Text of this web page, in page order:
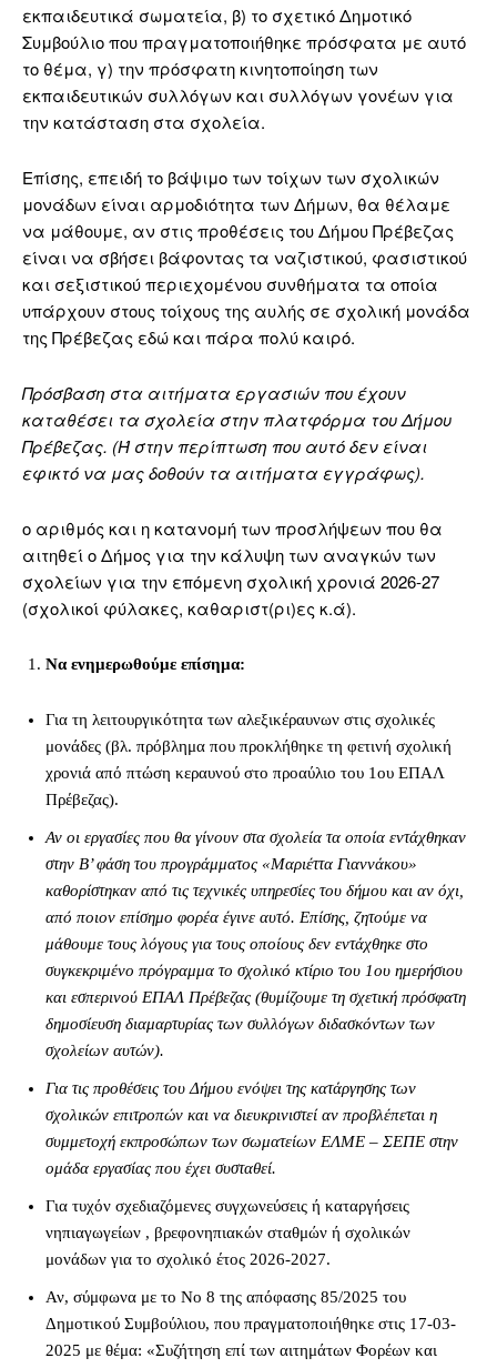
εκπαιδευτικά σωματεία, β) το σχετικό Δημοτικό
Συμβούλιο που πραγματοποιήθηκε πρόσφατα με αυτό
το θέμα, γ) την πρόσφατη κινητοποίηση των
εκπαιδευτικών συλλόγων και συλλόγων γονέων για
την κατάσταση στα σχολεία.
Επίσης, επειδή το βάψιμο των τοίχων των σχολικών
μονάδων είναι αρμοδιότητα των Δήμων, θα θέλαμε
να μάθουμε, αν στις προθέσεις του Δήμου Πρέβεζας
είναι να σβήσει βάφοντας τα ναζιστικού, φασιστικού
και σεξιστικού περιεχομένου συνθήματα τα οποία
υπάρχουν στους τοίχους της αυλής σε σχολική μονάδα
της Πρέβεζας εδώ και πάρα πολύ καιρό.
Πρόσβαση στα αιτήματα εργασιών που έχουν
καταθέσει τα σχολεία στην πλατφόρμα του Δήμου
Πρέβεζας. (Ή στην περίπτωση που αυτό δεν είναι
εφικτό να μας δοθούν τα αιτήματα εγγράφως).
ο αριθμός και η κατανομή των προσλήψεων που θα
αιτηθεί ο Δήμος για την κάλυψη των αναγκών των
σχολείων για την επόμενη σχολική χρονιά 2026-27
(σχολικοί φύλακες, καθαριστ(ρι)ες κ.ά).
Να ενημερωθούμε επίσημα:
Για τη λειτουργικότητα των αλεξικέραυνων στις σχολικές
μονάδες (βλ. πρόβλημα που προκλήθηκε τη φετινή σχολική
χρονιά από πτώση κεραυνού στο προαύλιο του 1ου ΕΠΑΛ
Πρέβεζας).
Αν οι εργασίες που θα γίνουν στα σχολεία τα οποία εντάχθηκαν
στην Β’ φάση του προγράμματος «Μαριέττα Γιαννάκου»
καθορίστηκαν από τις τεχνικές υπηρεσίες του δήμου και αν όχι,
από ποιον επίσημο φορέα έγινε αυτό. Επίσης, ζητούμε να
μάθουμε τους λόγους για τους οποίους δεν εντάχθηκε στο
συγκεκριμένο πρόγραμμα το σχολικό κτίριο του 1ου ημερήσιου
και εσπερινού ΕΠΑΛ Πρέβεζας (θυμίζουμε τη σχετική πρόσφατη
δημοσίευση διαμαρτυρίας των συλλόγων διδασκόντων των
σχολείων αυτών).
Για τις προθέσεις του Δήμου ενόψει της κατάργησης των
σχολικών επιτροπών και να διευκρινιστεί αν προβλέπεται η
συμμετοχή εκπροσώπων των σωματείων ΕΛΜΕ – ΣΕΠΕ στην
ομάδα εργασίας που έχει συσταθεί.
Για τυχόν σχεδιαζόμενες συγχωνεύσεις ή καταργήσεις
νηπιαγωγείων , βρεφονηπιακών σταθμών ή σχολικών
μονάδων για το σχολικό έτος 2026-2027.
Αν, σύμφωνα με το Νο 8 της απόφασης 85/2025 του
Δημοτικού Συμβούλιου, που πραγματοποιήθηκε στις 17-03-
2025 με θέμα: «Συζήτηση επί των αιτημάτων Φορέων και